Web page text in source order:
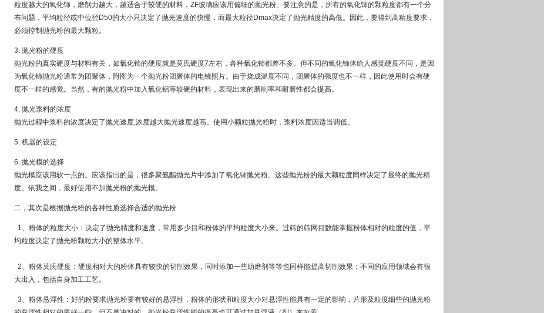
粒度越大的氧化铈，磨削力越大，越适合于较硬的材料，ZF玻璃应该用偏细的抛光粉。要注意的是，所有的氧化铈的颗粒度都有一个分
布问题，平均粒径或中位径D50的大小只决定了抛光速度的快慢，而最大粒径Dmax决定了抛光精度的高低。因此，要得到高精度要求，
必须控制抛光粉的最大颗粒。
3. 抛光粉的硬度
抛光粉的真实硬度与材料有关，如氧化铈的硬度就是莫氏硬度7左右，各种氧化铈都差不多。但不同的氧化铈体给人感觉硬度不同，是因
为氧化铈抛光粉通常为团聚体，附图为一个抛光粉团聚体的电镜照片。由于烧成温度不同，团聚体的强度也不一样，因此使用时会有硬
度不一样的感觉。当然，有的抛光粉中加入氧化铝等较硬的材料，表现出来的磨削率和耐磨性都会提高。
4. 抛光浆料的浓度
抛光过程中浆料的浓度决定了抛光速度,浓度越大抛光速度越高。使用小颗粒抛光粉时，浆料浓度因适当调低。
5. 机器的设定
6. 抛光模的选择
抛光模应该用软一点的。应该指出的是，很多聚氨酯抛光片中添加了氧化铈抛光粉。这些抛光粉的最大颗粒度同样决定了最终的抛光精
度。依我之间，最好使用不加抛光粉的抛光模。
二，其次是根据抛光粉的各种性质选择合适的抛光粉
1、粉体的粒度大小：决定了抛光精度和速度，常用多少目和粉体的平均粒度大小来。过筛的筛网目数能掌握粉体相对的粒度的值，平
均粒度决定了抛光粉颗粒大小的整体水平。
2、粉体莫氏硬度：硬度相对大的粉体具有较快的切削效果，同时添加一些助磨剂等等也同样能提高切削效果；不同的应用领域会有很
大出入，包括自身加工工艺。
3、粉体悬浮性：好的粉要求抛光粉要有较好的悬浮性，粉体的形状和粒度大小对悬浮性能具有一定的影响，片形及粒度细些的抛光粉